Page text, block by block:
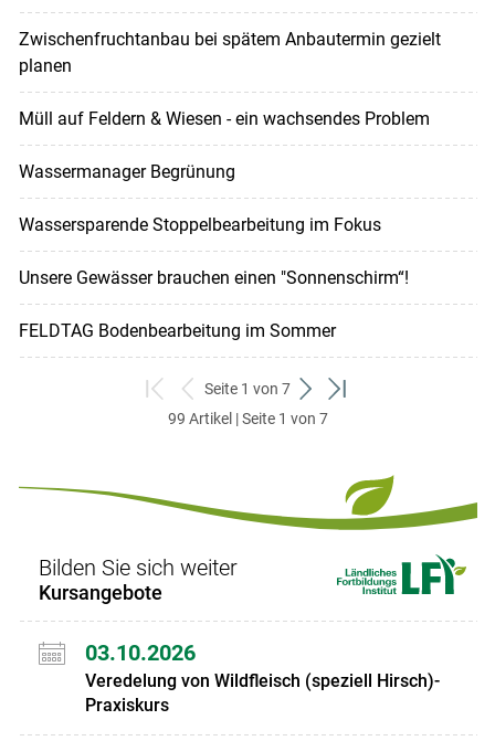
Zwischenfruchtanbau bei spätem Anbautermin gezielt
planen
Müll auf Feldern & Wiesen - ein wachsendes Problem
Wassermanager Begrünung
Wassersparende Stoppelbearbeitung im Fokus
Unsere Gewässer brauchen einen "Sonnenschirm“!
FELDTAG Bodenbearbeitung im Sommer
zum
ersten
zurück
zum
Seite 1 von 7
weiter
zum
zum
99 Artikel | Seite 1 von 7
Bilden Sie sich weiter
Kursangebote
03.10.2026
Veredelung von Wildfleisch (speziell Hirsch)-
Praxiskurs